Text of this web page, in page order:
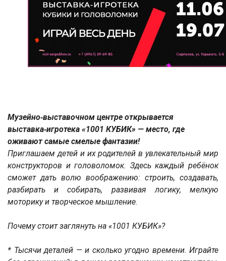
Музейно‑выставочном центре открывается
выставка‑игротека «1001 КУБИК» — место, где
оживают самые смелые фантазии!
Приглашаем детей и их родителей в увлекательный мир
конструкторов и головоломок. Здесь каждый ребёнок
сможет дать волю воображению: строить, создавать,
разбирать и собирать, развивая логику, мелкую
моторику и творческое мышление.
Почему стоит заглянуть на «1001 КУБИК»?
* Тысячи деталей — и сколько угодно времени. Играйте